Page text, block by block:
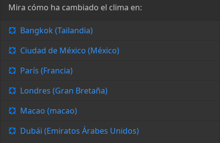
Mira cómo ha cambiado el clima en:
Bangkok (Tailandia)
Ciudad de México (México)
París (Francia)
Londres (Gran Bretaña)
Macao (macao)
Dubái (Emiratos Árabes Unidos)